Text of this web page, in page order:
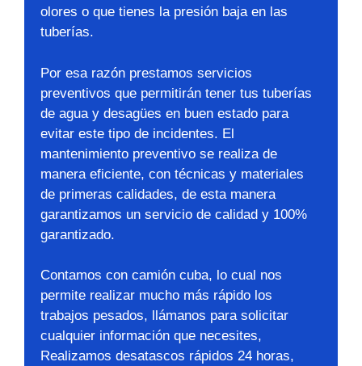
olores o que tienes la presión baja en las
tuberías.
Por esa razón prestamos servicios
preventivos que permitirán tener tus tuberías
de agua y desagües en buen estado para
evitar este tipo de incidentes. El
mantenimiento preventivo se realiza de
manera eficiente, con técnicas y materiales
de primeras calidades, de esta manera
garantizamos un servicio de calidad y 100%
garantizado.
Contamos con camión cuba, lo cual nos
permite realizar mucho más rápido los
trabajos pesados, llámanos para solicitar
cualquier información que necesites,
Realizamos desatascos rápidos 24 horas,